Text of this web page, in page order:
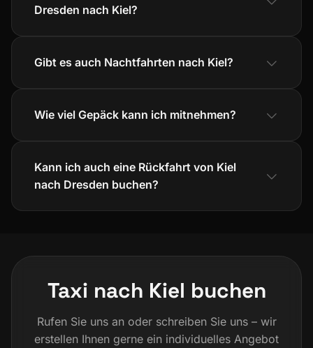
Dresden nach Kiel?
Gibt es auch Nachtfahrten nach Kiel?
Wie viel Gepäck kann ich mitnehmen?
Kann ich auch eine Rückfahrt von Kiel
nach Dresden buchen?
Taxi nach Kiel buchen
Rufen Sie uns an oder schreiben Sie uns – wir
erstellen Ihnen gerne ein individuelles Angebot